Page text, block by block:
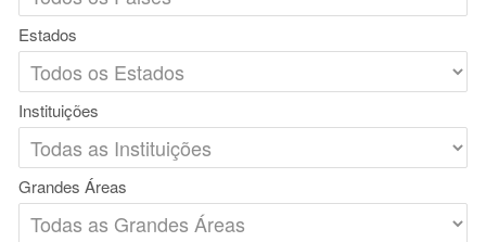
Estados
Instituições
Grandes Áreas